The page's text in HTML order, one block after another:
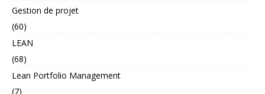
Gestion de projet
(60)
LEAN
(68)
Lean Portfolio Management
(7)